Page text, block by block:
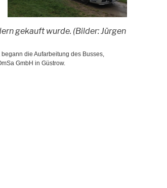
gekauft wurde. (Bilder: Jürgen
die Aufarbeitung des Busses,
GmbH in Güstrow.